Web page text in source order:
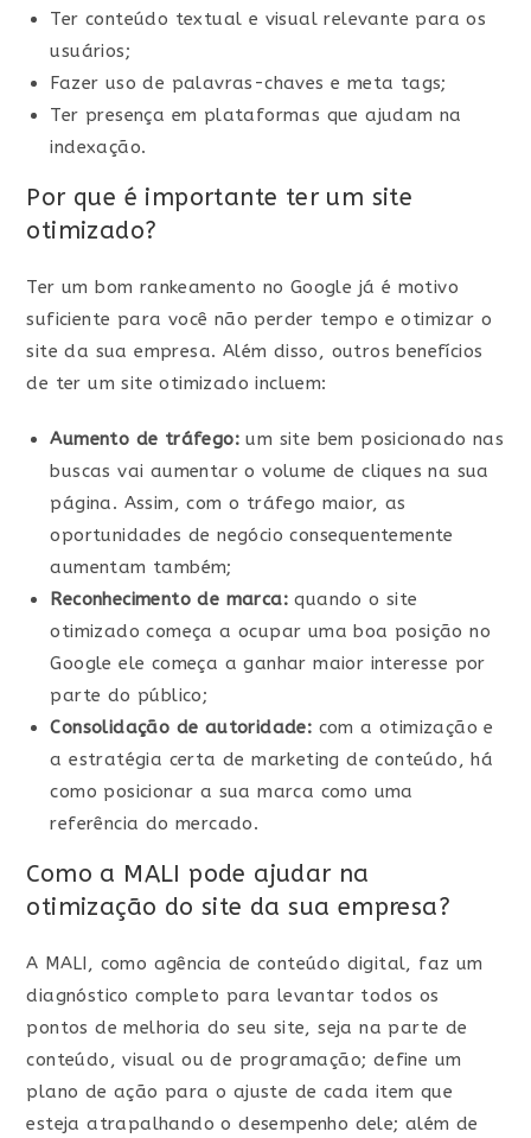
Ter conteúdo textual e visual relevante para os
usuários;
Fazer uso de palavras-chaves e meta tags;
Ter presença em plataformas que ajudam na
indexação.
Por que é importante ter um site
otimizado?
Ter um bom rankeamento no Google já é motivo
suficiente para você não perder tempo e otimizar o
site da sua empresa. Além disso, outros benefícios
de ter um site otimizado incluem:
Aumento de tráfego:um site bem posicionado nas
buscas vai aumentar o volume de cliques na sua
página. Assim, com o tráfego maior, as
oportunidades de negócio consequentemente
aumentam também;
Reconhecimento de marca: quando o site
otimizado começa a ocupar uma boa posição no
Google ele começa a ganhar maior interesse por
parte do público;
Consolidação de autoridade: com a otimização e
a estratégia certa de marketing de conteúdo, há
como posicionar a sua marca como uma
referência do mercado.
Como a MALI pode ajudar na
otimização do site da sua empresa?
A MALI, como agência de conteúdo digital, faz um
diagnóstico completo para levantar todos os
pontos de melhoria do seu site, seja na parte de
conteúdo, visual ou de programação; define um
plano de ação para o ajuste de cada item que
esteja atrapalhando o desempenho dele; além de